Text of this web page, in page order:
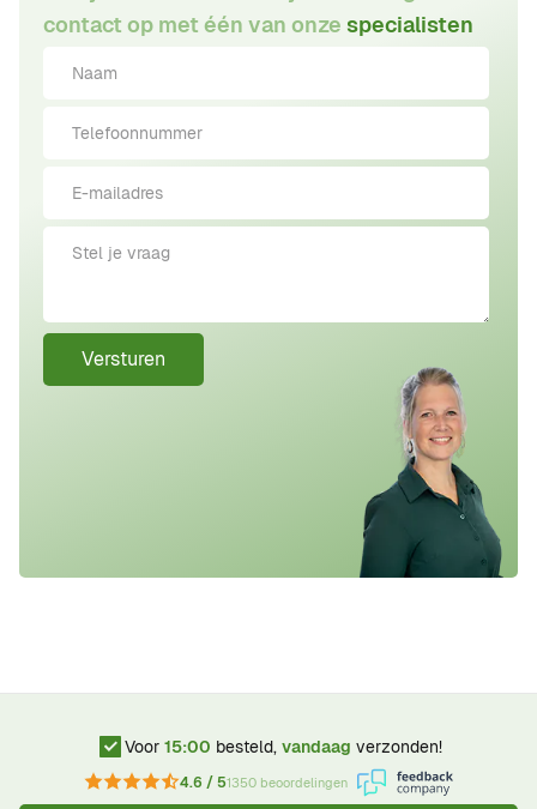
contact op met één van onze specialisten
Versturen
Voor 15:00 besteld, vandaag verzonden!
4.6 / 51350 beoordelingen